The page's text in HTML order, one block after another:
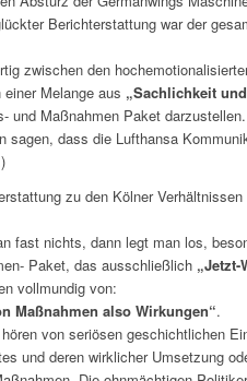
Berichterstattung war der
zwischen den
Melange aus „Sachlichkeit
und Maßnahmen Paket darzustellen.
sagen, dass die Lufthansa
zu den Kölner
fast nichts, dann legt man los,
Paket, das ausschließlich „Jetzt-
vollmundig von:
Maßnahmen also Wirkungen“.
von seriösen geschichtlichen
und deren wirklicher Umsetzung